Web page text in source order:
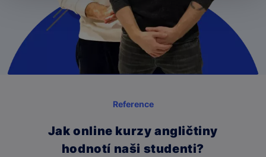
Reference
Jak online kurzy angličtiny
hodnotí naši studenti?